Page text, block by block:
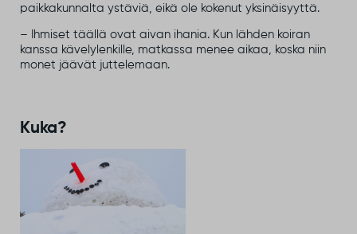
paikkakunnalta ystäviä, eikä ole kokenut yksinäisyyttä.
– Ihmiset täällä ovat aivan ihania. Kun lähden koiran
kanssa kävelylenkille, matkassa menee aikaa, koska niin
monet jäävät juttelemaan.
Kuka?